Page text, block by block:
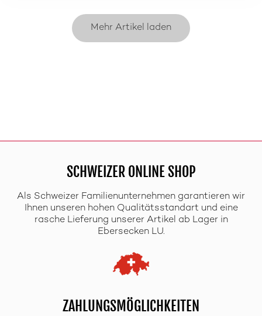
Mehr Artikel laden
SCHWEIZER ONLINE SHOP
Als Schweizer Familienunternehmen garantieren wir
Ihnen unseren hohen Qualitätsstandart und eine
rasche Lieferung unserer Artikel ab Lager in
Ebersecken LU.
ZAHLUNGSMÖGLICHKEITEN